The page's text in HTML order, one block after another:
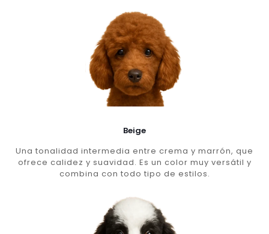
Beige
Una tonalidad intermedia entre crema y marrón, que
ofrece calidez y suavidad. Es un color muy versátil y
combina con todo tipo de estilos.